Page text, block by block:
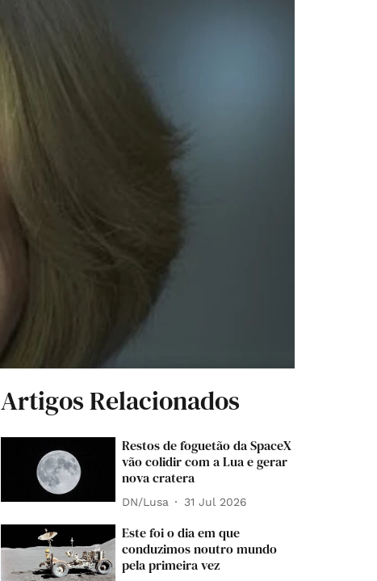
Artigos Relacionados
Restos de foguetão da SpaceX
vão colidir com a Lua e gerar
nova cratera
DN/Lusa 31 Jul 2026
Este foi o dia em que
conduzimos noutro mundo
pela primeira vez